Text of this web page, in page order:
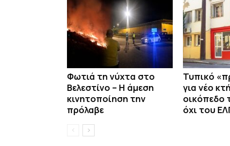
Φωτιά τη νύχτα στο
Βελεστίνο – Η άμεση
κινητοποίηση την
πρόλαβε
Τυπικό
για νέο
οικόπεδο
όχι του